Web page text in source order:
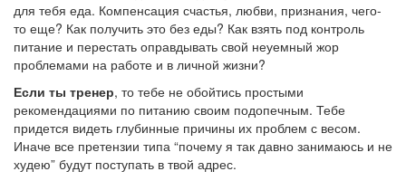
для тебя еда. Компенсация счастья, любви, признания, чего-
то еще? Как получить это без еды? Как взять под контроль
питание и перестать оправдывать свой неуемный жор
проблемами на работе и в личной жизни?
Если ты тренер, то тебе не обойтись простыми
рекомендациями по питанию своим подопечным. Тебе
придется видеть глубинные причины их проблем с весом.
Иначе все претензии типа “почему я так давно занимаюсь и не
худею” будут поступать в твой адрес.